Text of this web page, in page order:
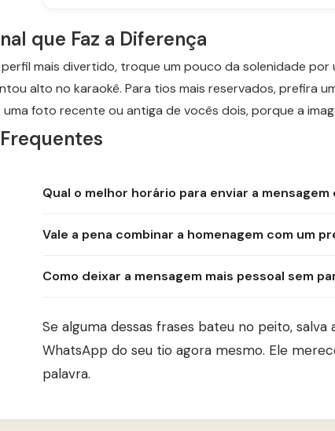
que Faz a Diferença
mais divertido, troque um pouco da solenidade
alto no karaokê. Para tios mais reservados, prefira
foto recente ou antiga de vocês dois, porque a
Qual o melhor horário para enviar a
Vale a pena combinar a homenagem com um
Como deixar a mensagem mais pessoal sem
Se alguma dessas frases bateu no peito,
WhatsApp do seu tio agora mesmo. Ele
palavra.